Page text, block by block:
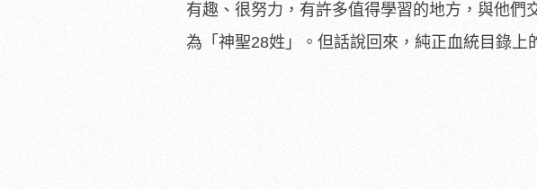
有趣、很努力，有許多值得學習的地方，與他
為「神聖28姓」。但話說回來，純正血統目錄上